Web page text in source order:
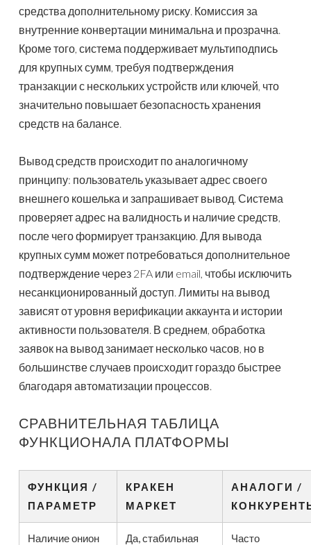
средства дополнительному риску. Комиссия за
внутренние конвертации минимальна и прозрачна.
Кроме того, система поддерживает мультиподпись
для крупных сумм, требуя подтверждения
транзакции с нескольких устройств или ключей, что
значительно повышает безопасность хранения
средств на балансе.
Вывод средств происходит по аналогичному
принципу: пользователь указывает адрес своего
внешнего кошелька и запрашивает вывод. Система
проверяет адрес на валидность и наличие средств,
после чего формирует транзакцию. Для вывода
крупных сумм может потребоваться дополнительное
подтверждение через 2FA или email, чтобы исключить
несанкционированный доступ. Лимиты на вывод
зависят от уровня верификации аккаунта и истории
активности пользователя. В среднем, обработка
заявок на вывод занимает несколько часов, но в
большинстве случаев происходит гораздо быстрее
благодаря автоматизации процессов.
СРАВНИТЕЛЬНАЯ ТАБЛИЦА
ФУНКЦИОНАЛА ПЛАТФОРМЫ
ФУНКЦИЯ /
ПАРАМЕТР
КРАКЕН
МАРКЕТ
АНАЛОГИ /
Наличие онион Да, стабильная Часто